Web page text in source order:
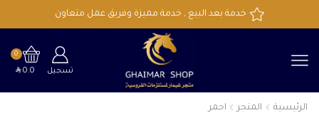
خدمة بعد البيع , خدمة مميزة وفريق عمل متعاون
تسجيل
0
SAR0.0
الرئيسية المتجر احمر